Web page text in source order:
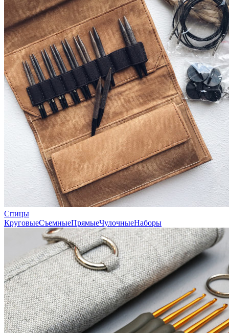
Спицы
КруговыеСъемныеПрямыеЧулочныеНаборы